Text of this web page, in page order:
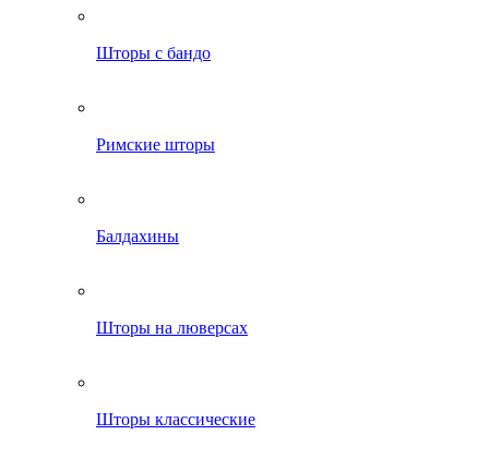
Шторы с бандо
Римские шторы
Балдахины
Шторы на люверсах
Шторы классические